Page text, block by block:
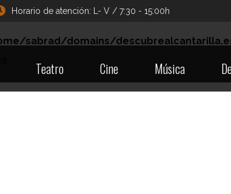
Horario de atención: L- V / 7:30 - 15:00h
sabrad/domains/
Teatro Cine Música